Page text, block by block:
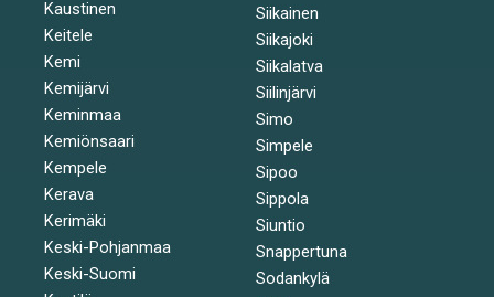
Kaustinen
Keitele
Kemi
Kemijärvi
Keminmaa
Kemiönsaari
Kempele
Kerava
Kerimäki
Keski-Pohjanmaa
Keski-Suomi
Siikainen
Siikajoki
Siikalatva
Siilinjärvi
Simo
Simpele
Sipoo
Sippola
Siuntio
Snappertuna
Sodankylä